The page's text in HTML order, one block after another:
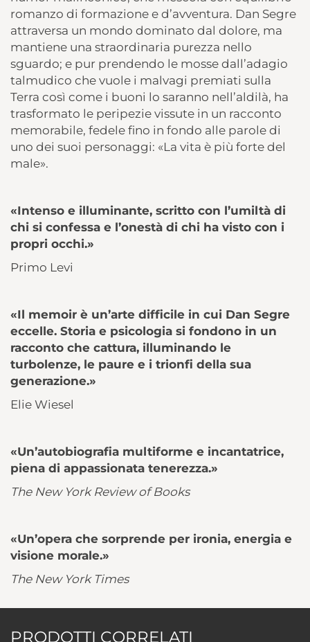
romanzo di formazione e d’avventura. Dan Segre
attraversa un mondo dominato dal dolore, ma
mantiene una straordinaria purezza nello
sguardo; e pur prendendo le mosse dall’adagio
talmudico che vuole i malvagi premiati sulla
Terra così come i buoni lo saranno nell’aldilà, ha
trasformato le peripezie vissute in un racconto
memorabile, fedele fino in fondo alle parole di
uno dei suoi personaggi: «La vita è più forte del
male».
«Intenso e illuminante, scritto con l’umiltà di
chi si confessa e l’onestà di chi ha visto con i
propri occhi.»
Primo Levi
«Il memoir è un’arte difficile in cui Dan Segre
eccelle. Storia e psicologia si fondono in un
racconto che cattura, illuminando le
turbolenze, le paure e i trionfi della sua
generazione.»
Elie Wiesel
«Un’autobiografia multiforme e incantatrice,
piena di appassionata tenerezza.»
The New York Review of Books
«Un’opera che sorprende per ironia, energia e
visione morale.»
The New York Times
PRODOTTI CORRELATI